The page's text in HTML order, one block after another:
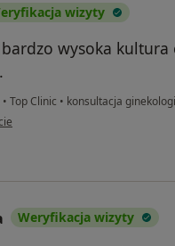
wizyty
wysoka kultura
• Top Clinic • konsultacja
DŁ
Weryfikacja wizyty